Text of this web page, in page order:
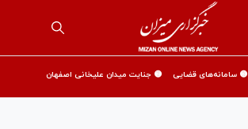
🟡 سامانه‌های قضایی 🟡 جنایت میدان علیخانی اصفهان